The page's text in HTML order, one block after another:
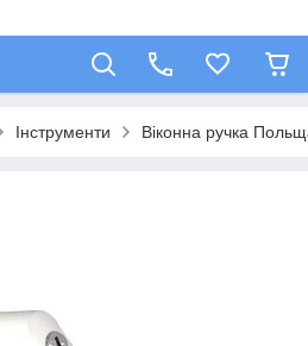
Інструменти Віконна ручка